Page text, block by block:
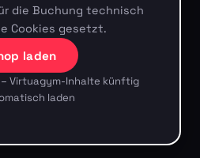
die Buchung technisch
Cookies gesetzt.
laden
– Virtuagym-Inhalte künftig
laden